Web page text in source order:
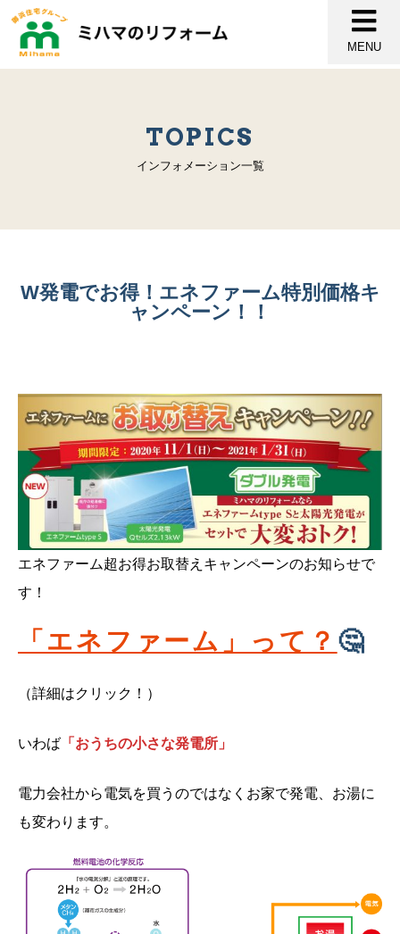
MENU
TOPICS
インフォメーション一覧
W発電でお得！エネファーム特別価格キ
ャンペーン！！
エネファーム超お得お取替えキャンペーンのお知らせで
す！
「エネファーム」って？ 🤔
（詳細はクリック！）
いわば 「おうちの小さな発電所」
電力会社から電気を買うのではなくお家で発電、お湯に
も変わります。